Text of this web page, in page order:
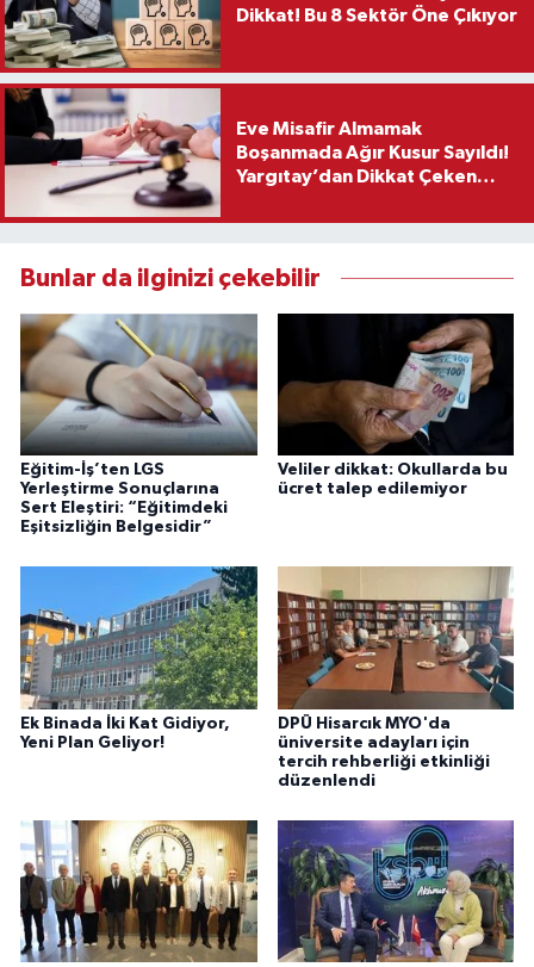
Dikkat! Bu 8 Sektör Öne Çıkıyor
Eve Misafir Almamak
Boşanmada Ağır Kusur Sayıldı!
Yargıtay’dan Dikkat Çeken
Bunlar da ilginizi çekebilir
Eğitim-İş’ten LGS
Yerleştirme Sonuçlarına
Sert Eleştiri: “Eğitimdeki
Eşitsizliğin Belgesidir”
Veliler dikkat: Okullarda bu
ücret talep edilemiyor
Ek Binada İki Kat Gidiyor,
Yeni Plan Geliyor!
DPÜ Hisarcık MYO'da
üniversite adayları için
tercih rehberliği etkinliği
düzenlendi